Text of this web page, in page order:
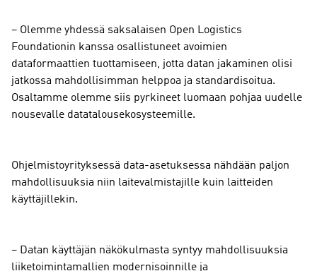
– Olemme yhdessä saksalaisen Open Logistics
Foundationin kanssa osallistuneet avoimien
dataformaattien tuottamiseen, jotta datan jakaminen olisi
jatkossa mahdollisimman helppoa ja standardisoitua.
Osaltamme olemme siis pyrkineet luomaan pohjaa uudelle
nousevalle datatalousekosysteemille.
Ohjelmistoyrityksessä data-asetuksessa nähdään paljon
mahdollisuuksia niin laitevalmistajille kuin laitteiden
käyttäjillekin.
– Datan käyttäjän näkökulmasta syntyy mahdollisuuksia
liiketoimintamallien modernisoinnille ja